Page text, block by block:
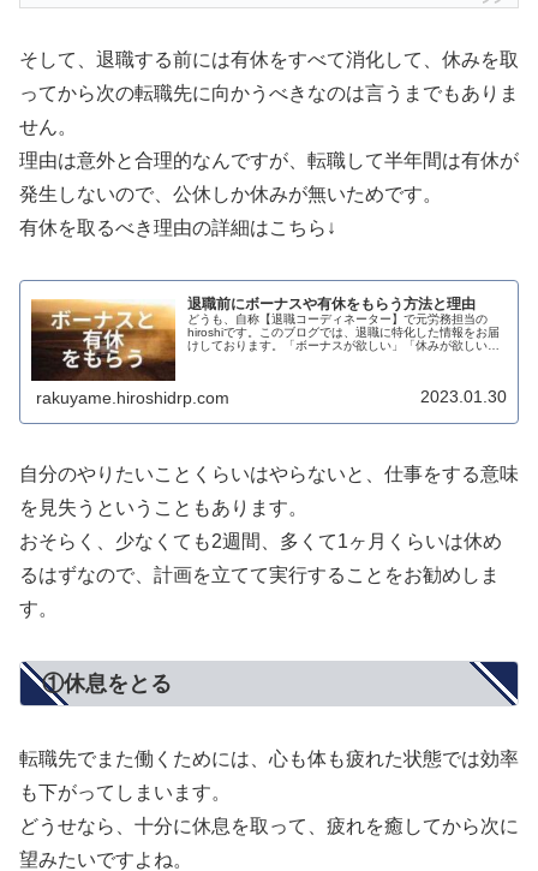
そして、退職する前には有休をすべて消化して、休みを取
ってから次の転職先に向かうべきなのは言うまでもありま
せん。
理由は意外と合理的なんですが、転職して半年間は有休が
発生しないので、公休しか休みが無いためです。
有休を取るべき理由の詳細はこちら↓
退職前にボーナスや有休をもらう方法と理由
どうも、自称【退職コーディネーター】で元労務担当の
hiroshiです。このブログでは、退職に特化した情報をお届
けしております。「ボーナスが欲しい」「休みが欲しい」
rakuyame.hiroshidrp.com 2023.01.30
自分のやりたいことくらいはやらないと、仕事をする意味
を見失うということもあります。
おそらく、少なくても2週間、多くて1ヶ月くらいは休め
るはずなので、計画を立てて実行することをお勧めしま
す。
①休息をとる
転職先でまた働くためには、心も体も疲れた状態では効率
も下がってしまいます。
どうせなら、十分に休息を取って、疲れを癒してから次に
望みたいですよね。